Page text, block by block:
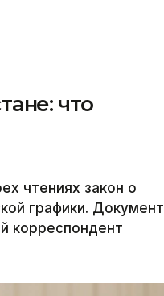
что
чтениях закон о
графики. Документ
корреспондент